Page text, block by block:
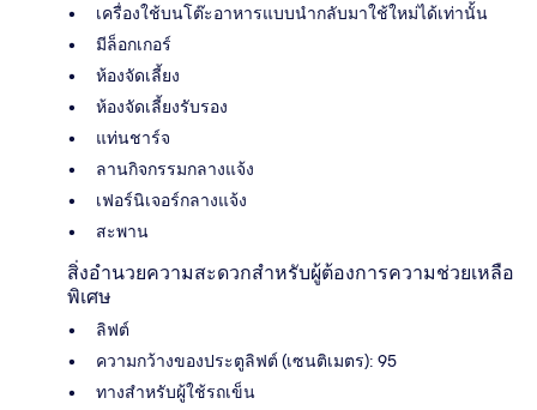
เครื่องใช้บนโต๊ะอาหารแบบนำกลับมาใช้ใหม่ได้เท่านั้น
มีล็อกเกอร์
ห้องจัดเลี้ยง
ห้องจัดเลี้ยงรับรอง
แท่นชาร์จ
ลานกิจกรรมกลางแจ้ง
เฟอร์นิเจอร์กลางแจ้ง
สะพาน
สิ่งอำนวยความสะดวกสำหรับผู้ต้องการความช่วยเหลือ
พิเศษ
ลิฟต์
ความกว้างของประตูลิฟต์ (เซนติเมตร): 95
ทางสำหรับผู้ใช้รถเข็น